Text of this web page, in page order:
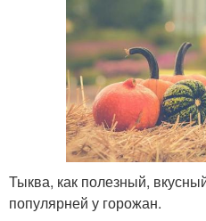
Тыква, как полезный,
популярней у горожан.